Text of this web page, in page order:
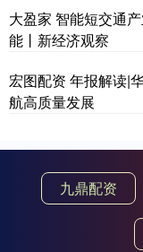
大盈家 智能短交通
能丨新经济观察
宏图配资 年报解读|
航高质量发展
九鼎配资